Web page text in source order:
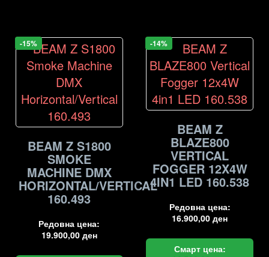
-15%
BEAM Z S1800
SMOKE
MACHINE DMX
HORIZONTAL/VERTICAL
160.493
Редовна цена:
19.900,00 ден
-14%
BEAM Z
BLAZE800
VERTICAL
FOGGER 12X4W
4IN1 LED 160.538
Редовна цена:
16.900,00ден
Смарт цена: